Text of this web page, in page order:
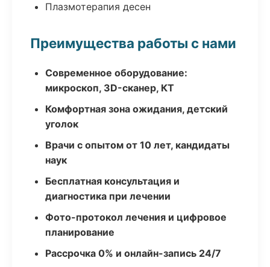
Плазмотерапия десен
Преимущества работы с нами
Современное оборудование:
микроскоп, 3D-сканер, КТ
Комфортная зона ожидания, детский
уголок
Врачи с опытом от 10 лет, кандидаты
наук
Бесплатная консультация и
диагностика при лечении
Фото-протокол лечения и цифровое
планирование
Рассрочка 0% и онлайн-запись 24/7